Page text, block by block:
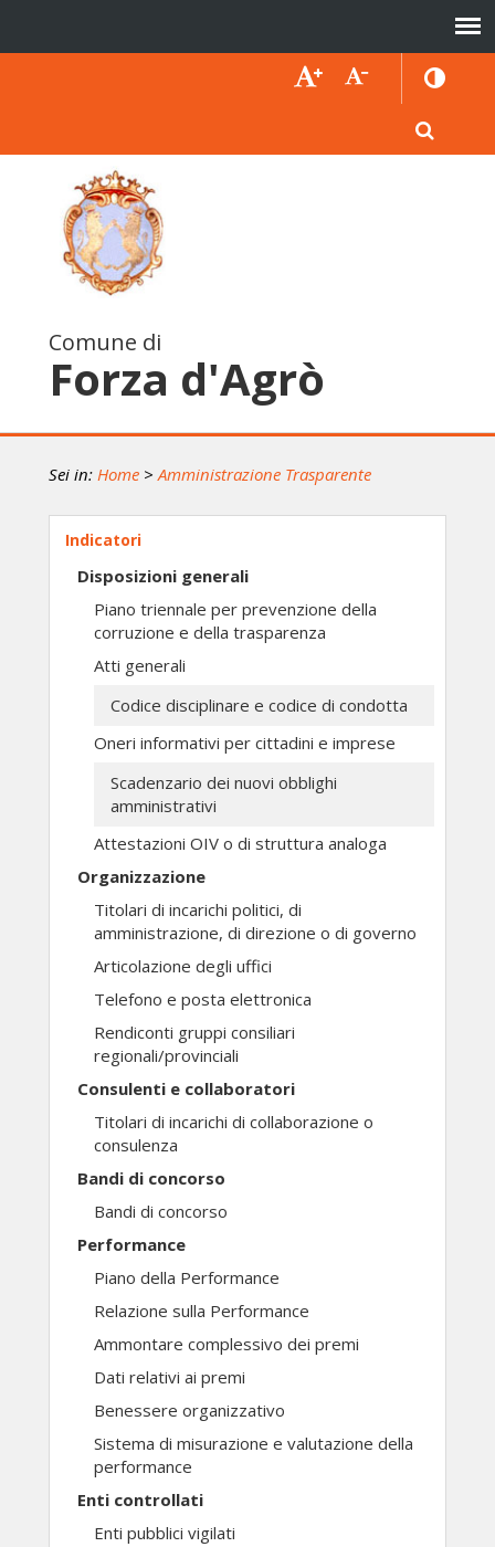
Comune di
Forza d'Agrò
Sei in: Home >Amministrazione Trasparente
Indicatori
Disposizioni generali
Piano triennale per prevenzione della
corruzione e della trasparenza
Atti generali
Codice disciplinare e codice di condotta
Oneri informativi per cittadini e imprese
Scadenzario dei nuovi obblighi
amministrativi
Attestazioni OIV o di struttura analoga
Organizzazione
Titolari di incarichi politici, di
amministrazione, di direzione o di governo
Articolazione degli uffici
Telefono e posta elettronica
Rendiconti gruppi consiliari
regionali/provinciali
Consulenti e collaboratori
Titolari di incarichi di collaborazione o
consulenza
Bandi di concorso
Bandi di concorso
Performance
Piano della Performance
Relazione sulla Performance
Ammontare complessivo dei premi
Dati relativi ai premi
Benessere organizzativo
Sistema di misurazione e valutazione della
performance
Enti controllati
Enti pubblici vigilati